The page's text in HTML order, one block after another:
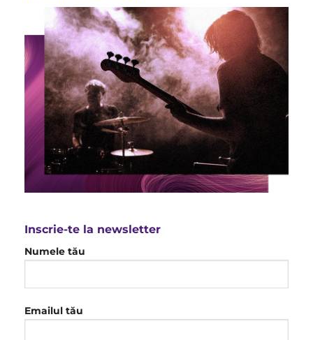
Inscrie-te la newsletter
Numele tău
Emailul tău